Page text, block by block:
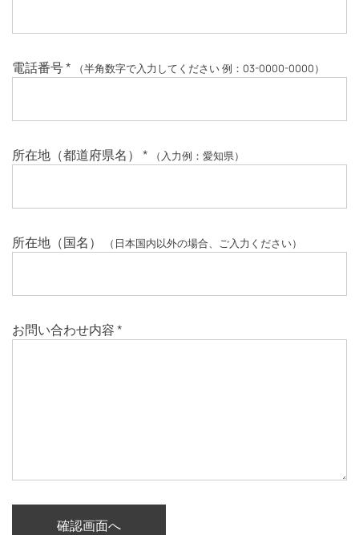
電話番号* （半角数字で入力してください 例：03-0000-0000）
所在地（都道府県名） * （入力例：愛知県）
所在地（国名） （日本国内以外の場合、ご入力ください）
お問い合わせ内容*